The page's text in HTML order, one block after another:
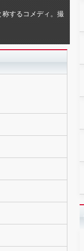
称するコメディ。撮